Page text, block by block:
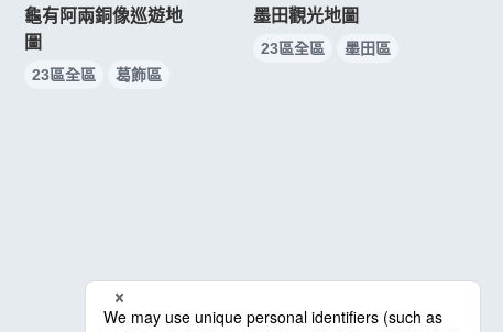
龜有阿兩銅像巡遊地
圖
23區全區 葛飾區
墨田觀光地圖
23區全區 墨田區